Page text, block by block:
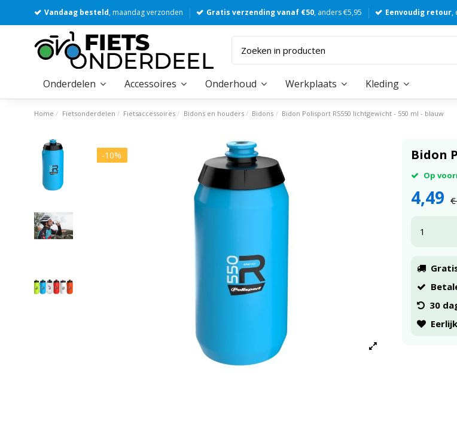
Vandaag besteld, maandag verzonden Gratis verzending vanaf €50, anders €5,95 Eenvoudig retour,
Onderdelen Accessoires Onderhoud Werkplaats Kleding
Home Fietsonderdelen Fietsaccessoires Bidons en houders Bidons Bidon Polisport RS550 lichtgewicht - 550 ml - blauw
-10% Bidon
Op
4,49
30